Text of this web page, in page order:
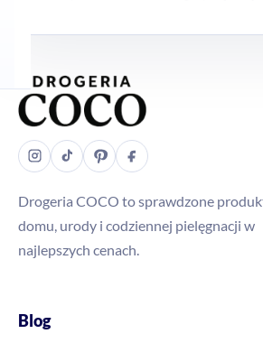
Drogeria COCO to sprawdzone
domu, urody i codziennej pielęgnacji w
najlepszych cenach.
Blog